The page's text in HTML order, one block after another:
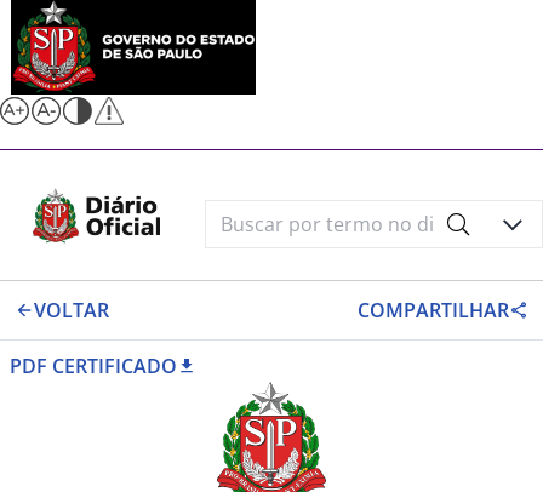
VOLTAR COMPARTILHAR
PDF CERTIFICADO